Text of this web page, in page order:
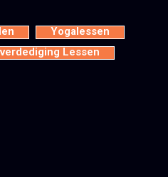
Yogalessen
Lessen